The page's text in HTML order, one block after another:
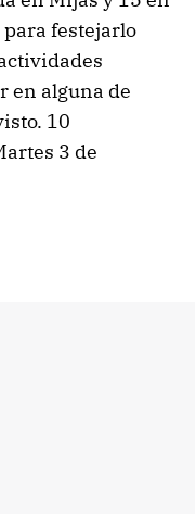
para festejarlo
en alguna de
10
3 de